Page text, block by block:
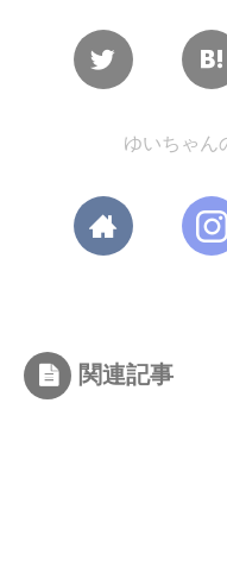
ゆいちゃん
関連記事